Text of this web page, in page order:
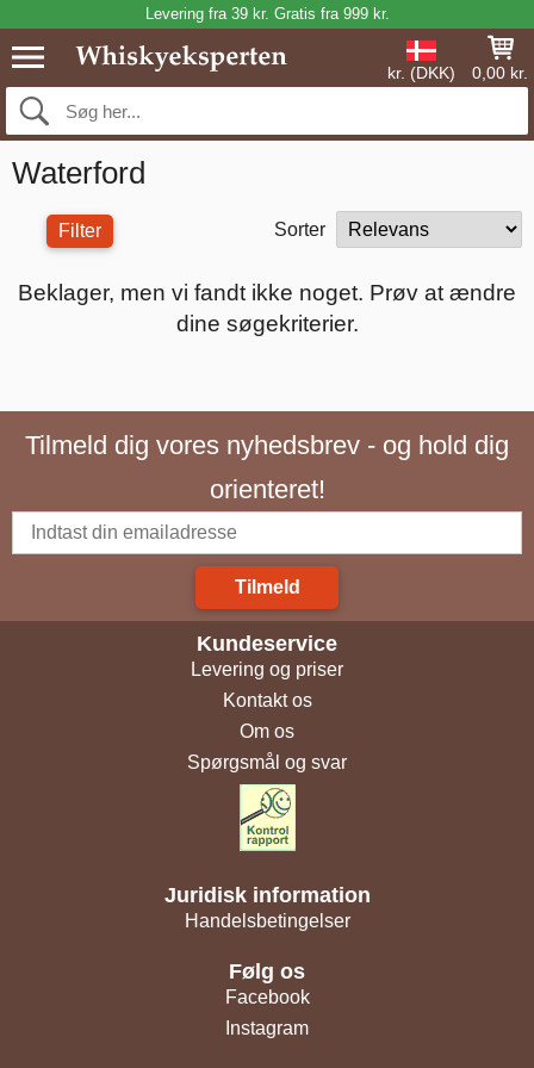
Levering fra 39 kr. Gratis fra 999 kr.
kr. (DKK) 0,00 kr.
Waterford
Filter Sorter
Beklager, men vi fandt ikke noget. Prøv at ændre
dine søgekriterier.
Tilmeld dig vores nyhedsbrev - og hold dig
orienteret!
Tilmeld
Kundeservice
Levering og priser
Kontakt os
Om os
Spørgsmål og svar
Juridisk information
Handelsbetingelser
Følg os
Facebook
Instagram